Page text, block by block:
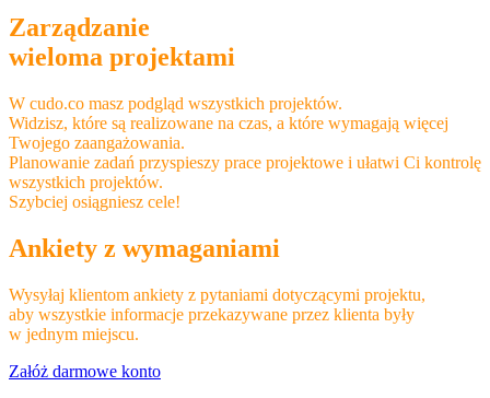
Zarządzanie
wieloma projektami
W cudo.co masz podgląd wszystkich projektów.
Widzisz, które są realizowane na czas, a które wymagają więcej
Twojego zaangażowania.
Planowanie zadań przyspieszy prace projektowe i ułatwi Ci kontrolę
wszystkich projektów.
Szybciej osiągniesz cele!
Ankiety z wymaganiami
Wysyłaj klientom ankiety z pytaniami dotyczącymi projektu,
aby wszystkie informacje przekazywane przez klienta były
w jednym miejscu.
Załóż darmowe konto